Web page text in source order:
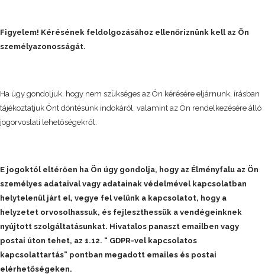
Figyelem! Kérésének feldolgozásához ellenőriznünk kell az Ön
személyazonosságát.
Ha úgy gondoljuk, hogy nem szükséges az Ön kérésére eljárnunk, írásban
tájékoztatjuk Önt döntésünk indokáról, valamint az Ön rendelkezésére álló
jogorvoslati lehetőségekről.
E jogoktól eltérően ha Ön úgy gondolja, hogy az Élményfalu az Ön
személyes adataival vagy adatainak védelmével kapcsolatban
helytelenül járt el, vegye fel velünk a kapcsolatot, hogy a
helyzetet orvosolhassuk, és fejleszthessük a vendégeinknek
nyújtott szolgáltatásunkat. Hivatalos panaszt emailben vagy
postai úton tehet, az 1.12. “ GDPR-vel kapcsolatos
kapcsolattartás” pontban megadott emailes és postai
elérhetőségeken.